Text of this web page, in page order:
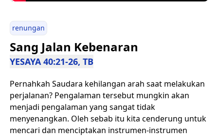
renungan
Sang Jalan Kebenaran
YESAYA 40:21-26, TB
Pernahkah Saudara kehilangan arah saat melakukan
perjalanan? Pengalaman tersebut mungkin akan
menjadi pengalaman yang sangat tidak
menyenangkan. Oleh sebab itu kita cenderung untuk
mencari dan menciptakan instrumen-instrumen